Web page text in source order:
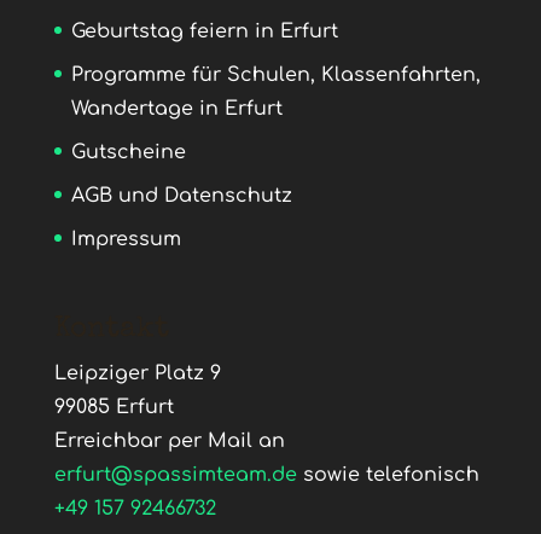
Geburtstag feiern in Erfurt
Programme für Schulen, Klassenfahrten,
Wandertage in Erfurt
Gutscheine
AGB und Datenschutz
Impressum
Leipziger Platz 9
99085 Erfurt
Erreichbar per Mail an
erfurt@spassimteam.de sowie telefonisch
+49 157 92466732